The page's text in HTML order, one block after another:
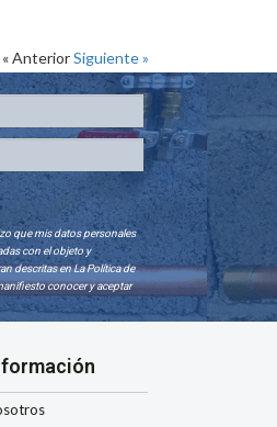
« AnteriorSiguiente »
que mis datos personales
con el objeto y
descritas en La Política de
conocer y aceptar